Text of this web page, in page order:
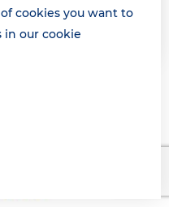
cookies you want to
in our cookie